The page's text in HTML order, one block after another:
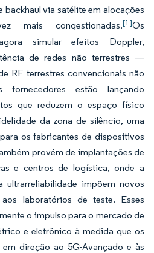
via satélite em alocações
mais congestionadas.[1]Os
simular efeitos Doppler,
de redes não terrestres —
RF terrestres convencionais não
fornecedores estão lançando
que reduzem o espaço físico
da zona de silêncio, uma
os fabricantes de dispositivos
provém de implantações de
e centros de logística, onde a
ultrarreliabilidade impõem novos
laboratórios de teste. Esses
o impulso para o mercado de
e eletrônico à medida que os
direção ao 5G-Avançado e às